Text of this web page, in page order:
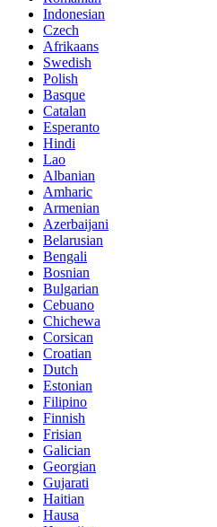
Indonesian
Czech
Afrikaans
Swedish
Polish
Basque
Catalan
Esperanto
Hindi
Lao
Albanian
Amharic
Armenian
Azerbaijani
Belarusian
Bengali
Bosnian
Bulgarian
Cebuano
Chichewa
Corsican
Croatian
Dutch
Estonian
Filipino
Finnish
Frisian
Galician
Georgian
Gujarati
Haitian
Hausa